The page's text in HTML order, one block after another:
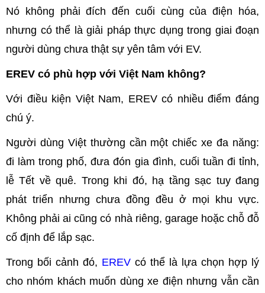
Nó không phải đích đến cuối cùng của điện hóa,
nhưng có thể là giải pháp thực dụng trong giai đoạn
người dùng chưa thật sự yên tâm với EV.
EREV có phù hợp với Việt Nam không?
Với điều kiện Việt Nam, EREV có nhiều điểm đáng
chú ý.
Người dùng Việt thường cần một chiếc xe đa năng:
đi làm trong phố, đưa đón gia đình, cuối tuần đi tỉnh,
lễ Tết về quê. Trong khi đó, hạ tầng sạc tuy đang
phát triển nhưng chưa đồng đều ở mọi khu vực.
Không phải ai cũng có nhà riêng, garage hoặc chỗ đỗ
cố định để lắp sạc.
Trong bối cảnh đó, EREV có thể là lựa chọn hợp lý
cho nhóm khách muốn dùng xe điện nhưng vẫn cần